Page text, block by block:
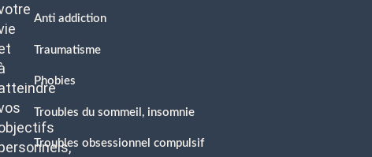
Anti addiction
Traumatisme
Phobies
Troubles du sommeil, insomnie
Troubles obsessionnel compulsif